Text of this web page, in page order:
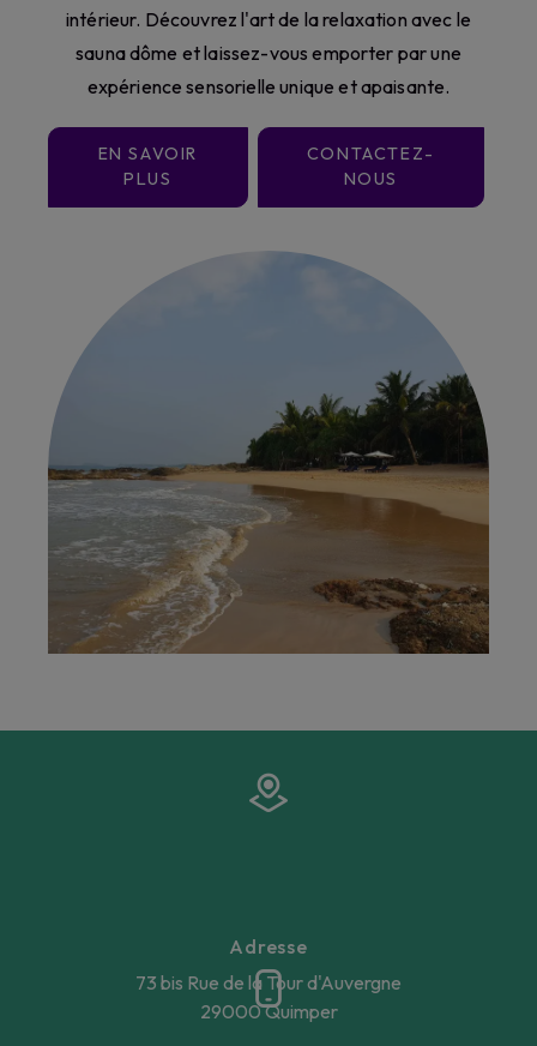
intérieur. Découvrez l'art de la relaxation avec le
sauna dôme et laissez-vous emporter par une
expérience sensorielle unique et apaisante.
EN SAVOIR
PLUS
CONTACTEZ-
NOUS
Adresse
73 bis Rue de la Tour d'Auvergne
29000 Quimper